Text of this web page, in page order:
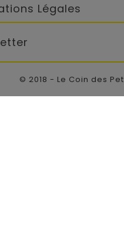
Légales
© 2018 - Le Coin des